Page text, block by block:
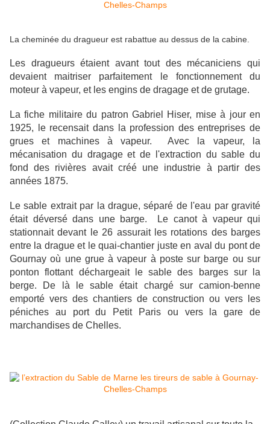
La cheminée du dragueur est rabattue au dessus de la cabine.
Les dragueurs étaient avant tout des mécaniciens qui
devaient maitriser parfaitement le fonctionnement du
moteur à vapeur, et les engins de dragage et de grutage.
La fiche militaire du patron Gabriel Hiser, mise à jour en
1925, le recensait dans la profession des entreprises de
grues et machines à vapeur. Avec la vapeur, la
mécanisation du dragage et de l'extraction du sable du
fond des rivières avait créé une industrie à partir des
années 1875.
Le sable extrait par la drague, séparé de l'eau par gravité
était déversé dans une barge. Le canot à vapeur qui
stationnait devant le 26 assurait les rotations des barges
entre la drague et le quai-chantier juste en aval du pont de
Gournay où une grue à vapeur à poste sur barge ou sur
ponton flottant déchargeait le sable des barges sur la
berge. De là le sable était chargé sur camion-benne
emporté vers des chantiers de construction ou vers les
péniches au port du Petit Paris ou vers la gare de
marchandises de Chelles.